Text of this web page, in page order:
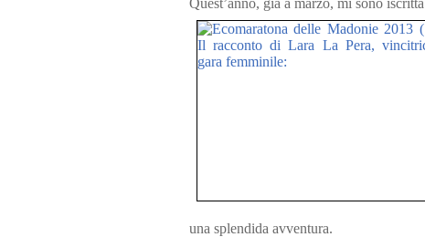
Quest’anno, già a marzo, mi sono
una splendida avventura.